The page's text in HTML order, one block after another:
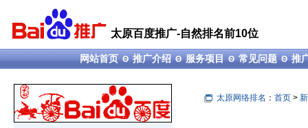
太原百度推广-自然排名前10位
网站首页Θ推广介绍Θ服务项目Θ常见问题Θ推
太原网络排名 ： 首页 >